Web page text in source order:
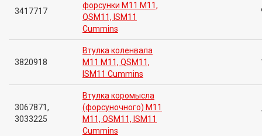
3417717
форсунки M11 M11,
QSM11, ISM11
Cummins
3820918
Втулка коленвала
M11 M11, QSM11,
ISM11 Cummins
3067871,
3033225
Втулка коромысла
(форсуночного) M11
M11, QSM11, ISM11
Cummins